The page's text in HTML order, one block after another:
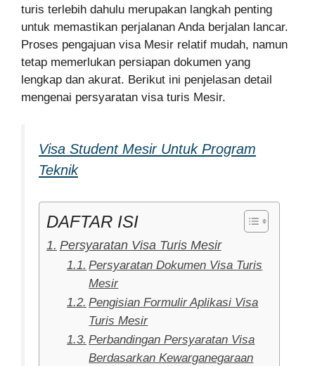
turis terlebih dahulu merupakan langkah penting
untuk memastikan perjalanan Anda berjalan lancar.
Proses pengajuan visa Mesir relatif mudah, namun
tetap memerlukan persiapan dokumen yang
lengkap dan akurat. Berikut ini penjelasan detail
mengenai persyaratan visa turis Mesir.
Visa Student Mesir Untuk Program
Teknik
DAFTAR ISI
Persyaratan Visa Turis Mesir
Persyaratan Dokumen Visa Turis
Mesir
Pengisian Formulir Aplikasi Visa
Turis Mesir
Perbandingan Persyaratan Visa
Berdasarkan Kewarganegaraan